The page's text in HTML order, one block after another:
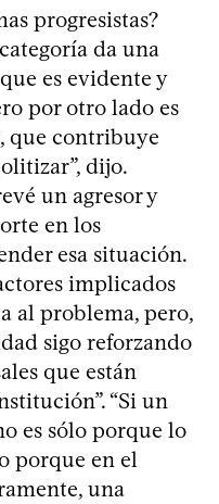
progresistas?
da una
es evidente y
por otro lado es
que contribuye
dijo.
un agresor y
en los
esa situación.
implicados
al problema, pero,
sigo reforzando
que están
“Si un
es sólo porque lo
porque en el
una